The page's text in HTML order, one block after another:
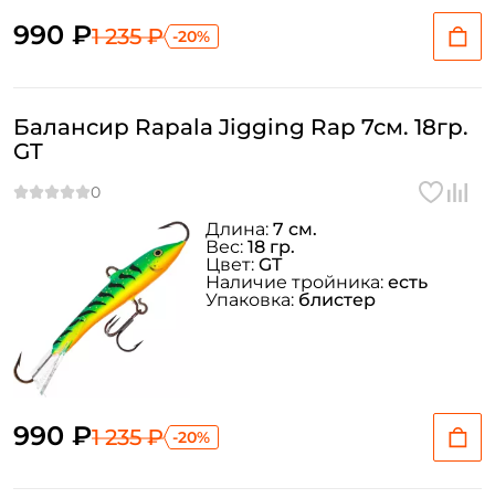
990 ₽1 235 ₽ -20%
Балансир Rapala Jigging Rap 7см. 18гр.
GT
990 ₽1 235 ₽ -20%
Длина: 7 см.
Вес: 18 гр.
Цвет: GT
Наличие тройника: есть
Упаковка: блистер